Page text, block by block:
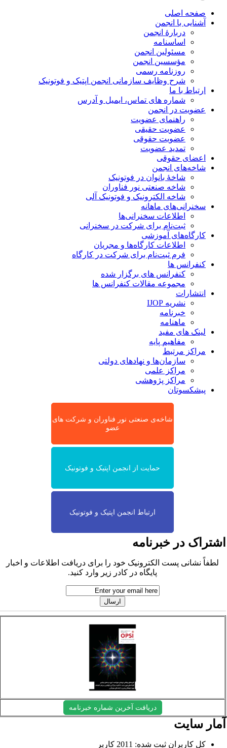
صفحه اصلی
آشنایی با انجمن
دربارۀ انجمن
اساسنامه
مسئولین انجمن
مؤسسین انجمن
روزنامه رسمی
شرح وظایف سازمانی انجمن اپتیک و فوتونیک
ارتباط با ما
شماره های تماس، ایمیل و آدرس
عضویت در انجمن
راهنمای عضویت
عضویت حقیقی
عضویت حقوقی
تمدید عضویت
اعضای حقوقی
شاخه‌های انجمن
شاخۀ بانوان در فوتونیک
شاخه صنعتی نور فناوران
شاخه‌ الکترونیک و فوتونیک آلی
سخنرانی‌های ماهانه
اطلاعات سخنرانی‌‌ها
ثبت‌نام برای شرکت در سخنرانی
کارگاه‌های آموزشی
اطلاعات کارگاه‌ها و مجریان
فرم ثبت‌نام برای شرکت در کارگاه
کنفرانس ها
کنفرانس های برگزار شده
مجموعه مقالات کنفرانس ها
انتشارات
نشریه IJOP
خبرنامه
ماهنامه
لینک های مفید
مفاهیم پایه
مراکز مرتبط
سازمان‌ها و نهادهای دولتی
مراکز علمی
مراکز پژوهشی
پیشکسوتان
شاخه‌ی صنعتی نور فناوران و شرکت های
عضو
حمایت از انجمن اپتیک و فوتونیک
ارتباط انجمن اپتیک و فوتونیک
در خبرنامه
لطفاً نشانی پست الکترونیک خود را برای دریافت اطلاعات و اخبار
پایگاه در کادر زیر وارد کنید.
دریافت آخرین شماره خبرنامه
سایت
کل کاربران ثبت شده: 2011 کاربر